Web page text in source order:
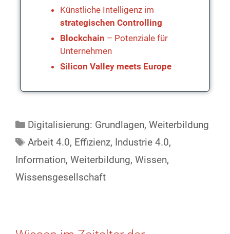
Künstliche Intelligenz im
strategischen Controlling
Blockchain – Potenziale für
Unternehmen
Silicon Valley meets Europe
Digitalisierung: Grundlagen,Weiterbildung
Arbeit 4.0, Effizienz, Industrie 4.0,
Information, Weiterbildung, Wissen,
Wissensgesellschaft